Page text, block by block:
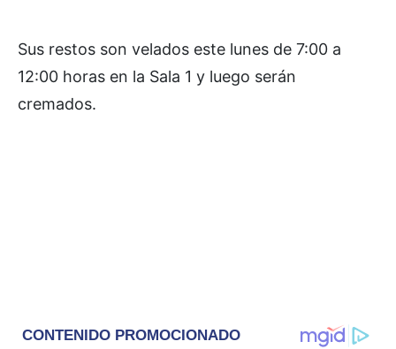
Sus restos son velados este lunes de 7:00 a
12:00 horas en la Sala 1 y luego serán
cremados.